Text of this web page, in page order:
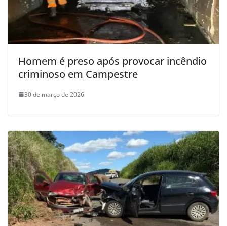
Homem é preso após provocar incêndio
criminoso em Campestre
30 de março de 2026